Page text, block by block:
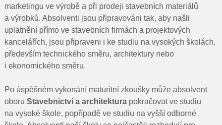
marketingu ve výrobě a při prodeji stavebních materiálů
a výrobků. Absolventi jsou připravováni tak, aby našli
uplatnění přímo ve stavebních firmách a projektových
kancelářích, jsou připraveni i ke studiu na vysokých školách,
především technického směru, architektury nebo
i ekonomického směru.
Po úspěšném vykonání maturitní zkoušky může absolvent
oboru Stavebnictví a architekturapokračovat ve studiu
na vysoké škole, popřípadě ve studiu na vyšší odborné